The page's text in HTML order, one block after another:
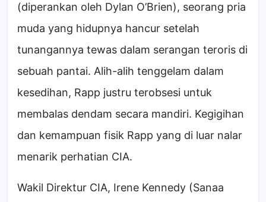
(diperankan oleh Dylan O’Brien), seorang pria
muda yang hidupnya hancur setelah
tunangannya tewas dalam serangan teroris di
sebuah pantai. Alih-alih tenggelam dalam
kesedihan, Rapp justru terobsesi untuk
membalas dendam secara mandiri. Kegigihan
dan kemampuan fisik Rapp yang di luar nalar
menarik perhatian CIA.
Wakil Direktur CIA, Irene Kennedy (Sanaa